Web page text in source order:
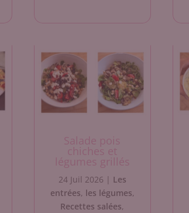
Salade pois
chiches et
légumes grillés
24 Juil 2026 | Les
entrées, les légumes,
Recettes salées,